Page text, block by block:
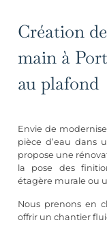
Création
main à
au plafond
Envie de
pièce d’eau dans
propose une
la pose des
étagère murale ou
Nous prenons en
offrir un chantier